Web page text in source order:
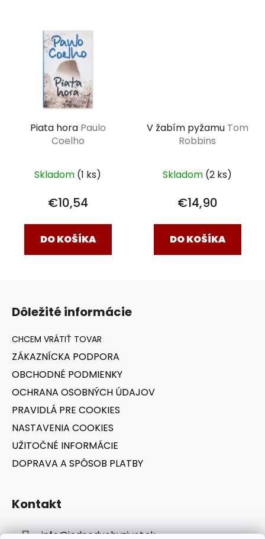
Piata hora Paulo
Coelho
Skladom (1 ks)
€10,54
DO KOŠÍKA
V žabím pyžamu Tom
Robbins
Skladom (2 ks)
€14,90
DO KOŠÍKA
Dôležité informácie
ZÁKAZNÍCKA PODPORA
OBCHODNÉ PODMIENKY
OCHRANA OSOBNÝCH ÚDAJOV
PRAVIDLÁ PRE COOKIES
NASTAVENIA COOKIES
UŽITOČNÉ INFORMÁCIE
DOPRAVA A SPÔSOB PLATBY
Kontakt
info@jednoduchyzivot.sk